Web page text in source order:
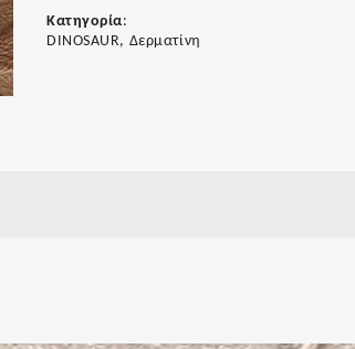
Κατηγορία:
DINOSAUR, Δερματίνη